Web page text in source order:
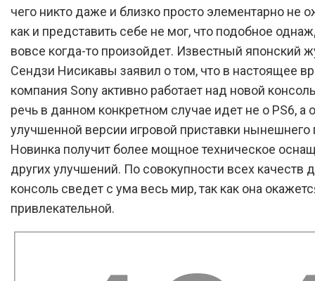
чего никто даже и близко просто элементарно не
как и представить себе не мог, что подобное
вовсе когда-то произойдет. Известный японский
Сендзи Нисикавы заявил о том, что в настоящее
компания Sony активно работает над новой
речь в данном конкретном случае идет не о PS6, а о
улучшенной версии игровой приставки нынешнего
Новинка получит более мощное техническое
других улучшений. По совокупности всех качеств
консоль сведет с ума весь мир, так как она
привлекательной.